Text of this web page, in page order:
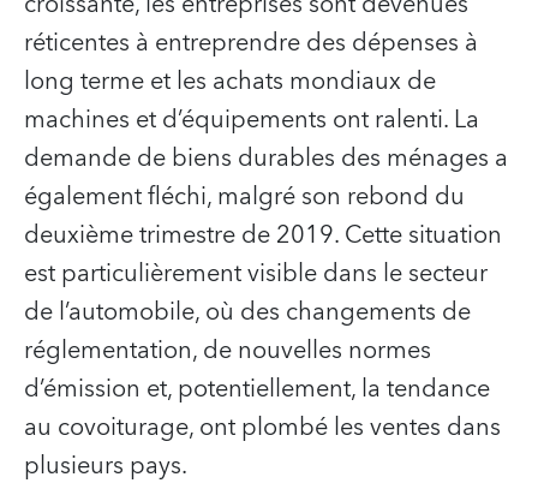
réticentes à entreprendre des dépenses à
long terme et les achats mondiaux de
machines et d’équipements ont ralenti. La
demande de biens durables des ménages a
également fléchi, malgré son rebond du
deuxième trimestre de 2019. Cette situation
est particulièrement visible dans le secteur
de l’automobile, où des changements de
réglementation, de nouvelles normes
d’émission et, potentiellement, la tendance
au covoiturage, ont plombé les ventes dans
plusieurs pays.